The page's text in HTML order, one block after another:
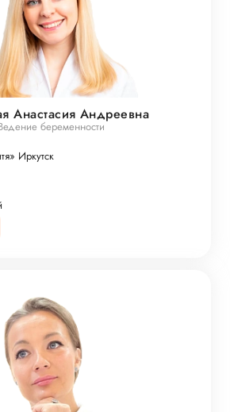
Анастасия Андреевна
беременности
Иркутск